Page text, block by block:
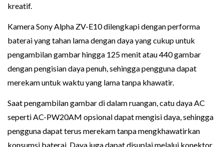
kreatif.
Kamera Sony Alpha ZV-E10 dilengkapi dengan performa
baterai yang tahan lama dengan daya yang cukup untuk
pengambilan gambar hingga 125 menit atau 440 gambar
dengan pengisian daya penuh, sehingga pengguna dapat
merekam untuk waktu yang lama tanpa khawatir.
Saat pengambilan gambar di dalam ruangan, catu daya AC
seperti AC-PW20AM opsional dapat mengisi daya, sehingga
pengguna dapat terus merekam tanpa mengkhawatirkan
konsumsi baterai. Daya juga dapat disuplai melalui konektor